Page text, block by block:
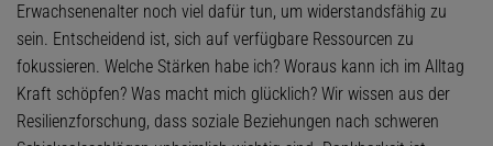
Erwachsenenalter noch viel dafür tun, um widerstandsfähig zu
sein. Entscheidend ist, sich auf verfügbare Ressourcen zu
fokussieren. Welche Stärken habe ich? Woraus kann ich im Alltag
Kraft schöpfen? Was macht mich glücklich? Wir wissen aus der
Resilienzforschung, dass soziale Beziehungen nach schweren